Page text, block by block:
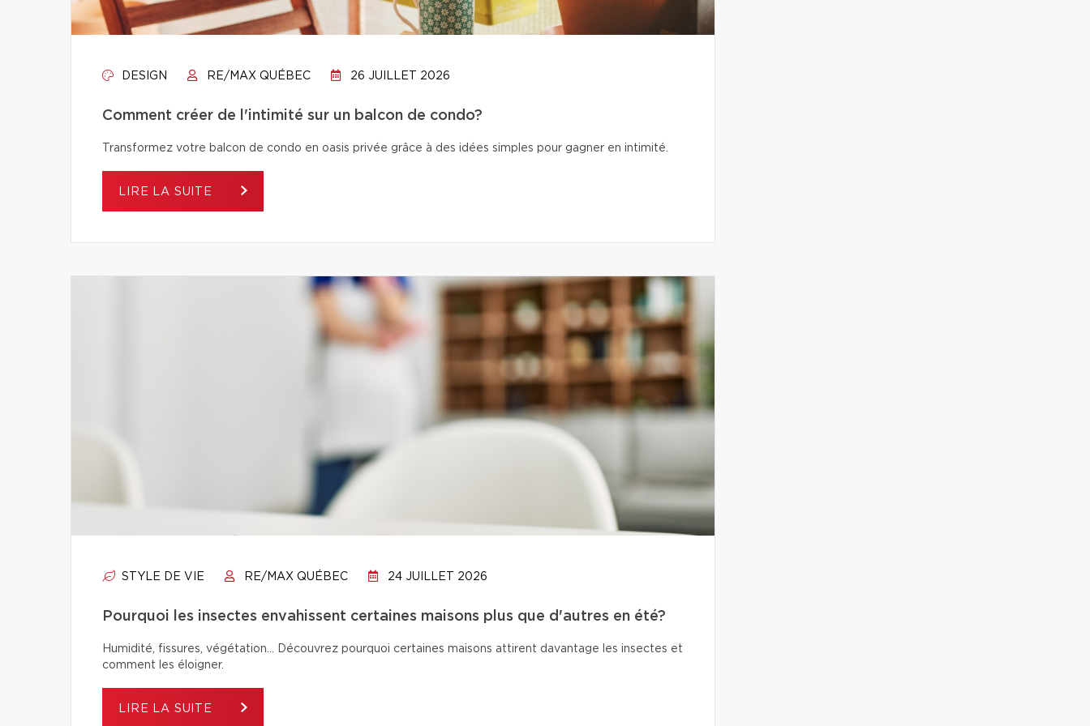
DESIGN RE/MAX QUÉBEC 26 JUILLET 2026
Comment créer de l'intimité sur un balcon de condo?
Transformez votre balcon de condo en oasis privée grâce à des idées simples pour gagner en intimité.
LIRE LA SUITE
STYLE DE VIE RE/MAX QUÉBEC 24 JUILLET 2026
Pourquoi les insectes envahissent certaines maisons plus que d'autres en été?
Humidité, fissures, végétation… Découvrez pourquoi certaines maisons attirent davantage les insectes et
comment les éloigner.
LIRE LA SUITE